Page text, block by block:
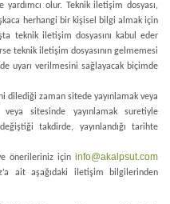
olur. Teknik iletişim dosyası,
herhangi bir kişisel bilgi almak için
teknik iletişim dosyasını kabul eder
teknik iletişim dosyasının gelmemesi
uyarı verilmesini sağlayacak biçimde
dilediği zaman sitede yayınlamak veya
veya sitesinde yayınlamak suretiyle
takdirde, yayınlandığı tarihte
önerileriniz için info@akalpsut.com
ait aşağıdaki iletişim bilgilerinden